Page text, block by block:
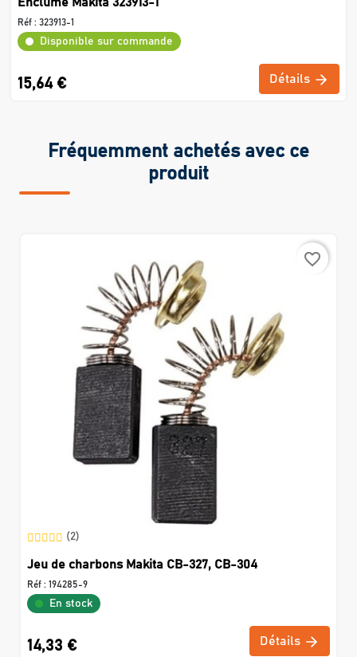
Enclume Makita 323913-1
Réf : 323913-1
Disponible sur commande
15,64 € Détails
Fréquemment achetés avec ce
produit
favorite_border
(2)
Jeu de charbons Makita CB-327, CB-304
Réf : 194285-9
En stock
14,33 € Détails